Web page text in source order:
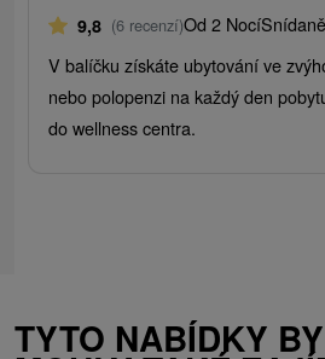
9,8 (6 recenzí)Od 2 Nocí
V balíčku získáte ubytování ve
nebo polopenzi na každý den
do wellness centra.
TYTO NABÍDKY